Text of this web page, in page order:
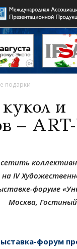
подарки
кукол и
–
на IV
форуме
Москва,
форум